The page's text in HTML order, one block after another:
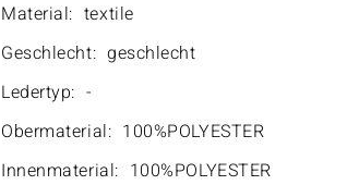
Material: textile
Geschlecht: geschlecht
Ledertyp: -
Obermaterial: 100%POLYESTER
Innenmaterial: 100%POLYESTER